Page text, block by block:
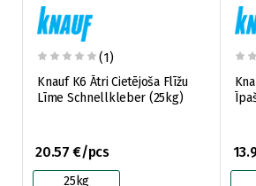
(1)
Knauf K6 Ātri Cietējoša Flīžu
Līme Schnellkleber (25kg)
20.57 €/pcs
25kg